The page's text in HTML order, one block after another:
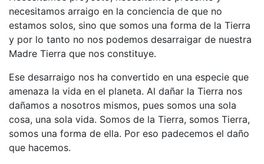
necesitamos arraigo en la conciencia de que no
estamos solos, sino que somos una forma de la Tierra
y por lo tanto no nos podemos desarraigar de nuestra
Madre Tierra que nos constituye.
Ese desarraigo nos ha convertido en una especie que
amenaza la vida en el planeta. Al dañar la Tierra nos
dañamos a nosotros mismos, pues somos una sola
cosa, una sola vida. Somos de la Tierra, somos Tierra,
somos una forma de ella. Por eso padecemos el daño
que hacemos.